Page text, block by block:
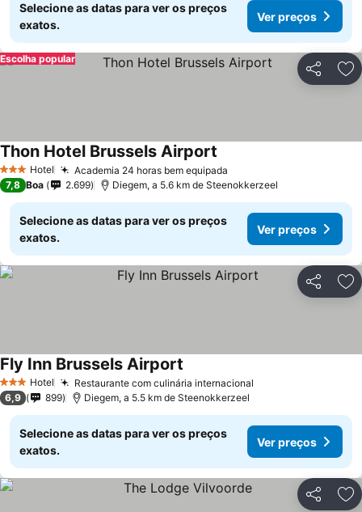
Selecione as datas para ver os preços
exatos.
Ver preços
Partilhar
Escolha popular
3 EstrelasHotel Academia 24 horas bem equipada
Thon Hotel Brussels Airport
7,8 Boa 2.699 Diegem, a 5.6 km de Steenokkerzeel
Selecione as datas para ver os preços
exatos.
Ver preços
Partilhar
3 EstrelasHotel Restaurante com culinária internacional
Fly Inn Brussels Airport
6,9 899 Diegem, a 5.5 km de Steenokkerzeel
Selecione as datas para ver os preços
exatos.
Ver preços
Partilhar